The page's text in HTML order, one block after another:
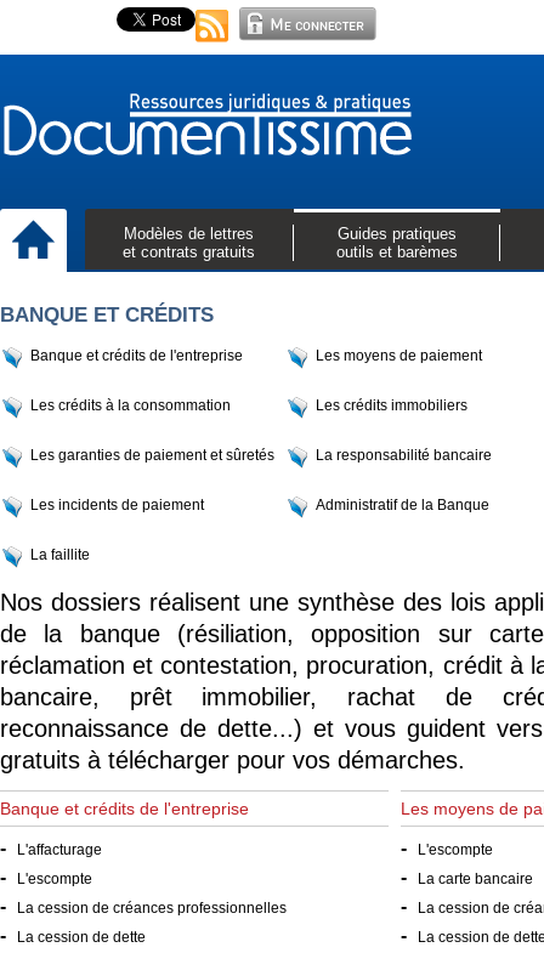
Modèles de lettres
et contrats gratuits
Guides pratiques
outils et barèmes
BANQUE ET CRÉDITS
Banque et crédits de l'entreprise Les moyens de paiement
Les crédits à la consommation Les crédits immobiliers
Les garanties de paiement et sûretés La responsabilité bancaire
Les incidents de paiement Administratif de la Banque
La faillite
Nos dossiers réalisent une synthèse des lois
de la banque (résiliation, opposition sur
réclamation et contestation, procuration, crédit à
bancaire, prêt immobilier, rachat de
reconnaissance de dette...) et vous guident
gratuits à télécharger pour vos démarches.
Banque et crédits de l'entreprise
- L'affacturage
- L'escompte
- La cession de créances professionnelles
- La cession de dette
Les moyens de
- L'escompte
- La carte bancaire
- La cession de
- La cession de